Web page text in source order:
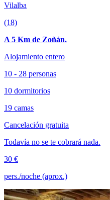
Vilalba
(18)
A 5 Km de Zoñán.
Alojamiento entero
10 - 28 personas
10 dormitorios
19 camas
Cancelación gratuita
Todavía no se te cobrará nada.
30 €
pers./noche (aprox.)